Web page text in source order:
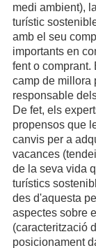
medi ambient),
turístic
amb el seu
importants en
fent o comprant.
camp de millora
responsable
De fet, els
propensos que
canvis per a
vacances
de la seva vida
turístics
des d'aquesta
aspectes sobre
(caracterització
posicionament